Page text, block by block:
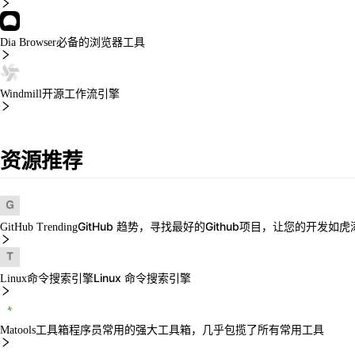
Dia Browser必备的浏览器工具
Windmill开源工作流引擎
资源推荐
GitHub TrendingGitHub 趋势，寻找最好的Github项目，让您的开发如虎
Linux命令搜索引擎Linux 命令搜索引擎
Matools工具箱程序员常用的强大工具箱，几乎包揽了所有常用工具